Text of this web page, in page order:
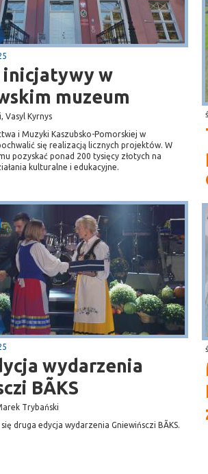
inicjatywy w
muzeum
Vasyl Kyrnys
i Muzyki Kaszubsko-Pomorskiej w
się realizacją licznych projektów. W
pozyskać ponad 200 tysięcy złotych na
kulturalne i edukacyjne.
wydarzenia
BÃKS
Trybański
druga edycja wydarzenia Gniewińsczi BÃKS.